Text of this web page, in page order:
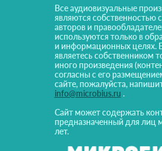
Все аудиовизуальные
являются собственностью
авторов и
используются только в
и информационных целях.
являетесь собственником
иного произведения
согласны с его
сайте, пожалуйста,
info@microbius.ru .
Сайт может содержать
предназначенный для лиц
лет.